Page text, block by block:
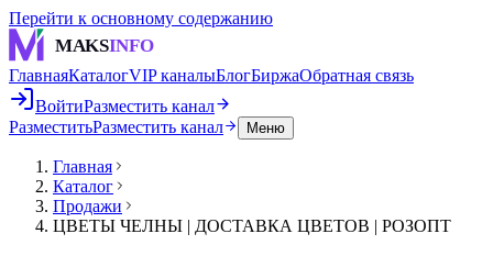
Перейти к основному содержанию
MAKSINFO
ГлавнаяКаталогVIP каналыБлогБиржаОбратная связь
ВойтиРазместить канал
РазместитьРазместить канал Меню
Главная
Каталог
Продажи
ЦВЕТЫ ЧЕЛНЫ | ДОСТАВКА ЦВЕТОВ | РОЗОПТ